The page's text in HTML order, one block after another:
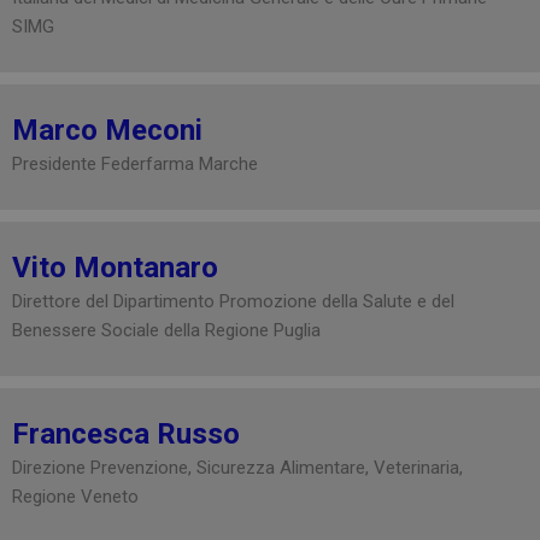
SIMG
Marco Meconi
Presidente Federfarma Marche
Vito Montanaro
Direttore del Dipartimento Promozione della Salute e del
Benessere Sociale della Regione Puglia
Francesca Russo
Direzione Prevenzione, Sicurezza Alimentare, Veterinaria,
Regione Veneto
NOME
CookieScriptConsent
CookieScript